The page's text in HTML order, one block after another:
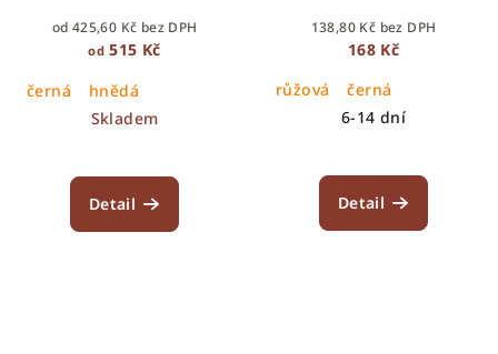
od 425,60 Kč bez DPH
od 515 Kč
černá
hnědá
Skladem
Detail
138,80 Kč bez DPH
168 Kč
růžová
černá
6-14 dní
Detail